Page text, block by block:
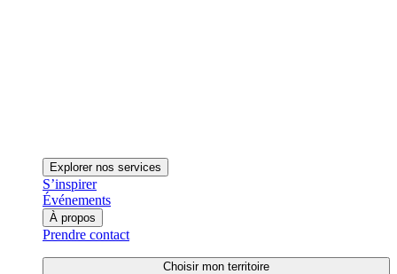
Explorer nos services
S’inspirer
Événements
À propos
Prendre contact
Choisir mon territoire